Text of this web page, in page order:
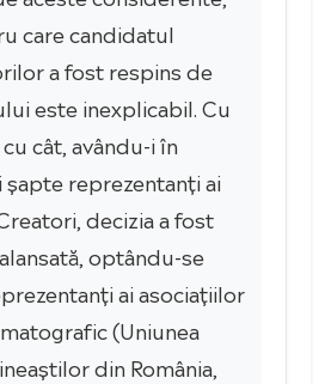
care candidatul
a fost respins de
este inexplicabil. Cu
cât, avându-i în
reprezentanți ai
decizia a fost
optându-se
ai asociațiilor
(Uniunea
din România,